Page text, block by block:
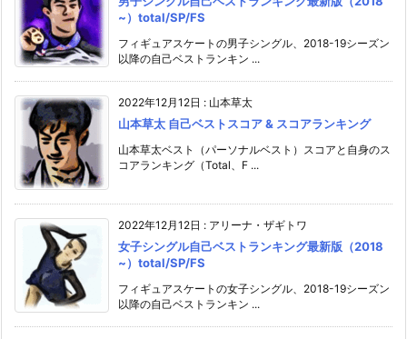
~）total/SP/FS
フィギュアスケートの男子シングル、2018-19シーズン
以降の自己ベストランキン ...
2022年12月12日 : 山本草太
山本草太 自己ベストスコア & スコアランキング
山本草太ベスト（パーソナルベスト）スコアと自身のス
コアランキング（Total、F ...
2022年12月12日 : アリーナ・ザギトワ
女子シングル自己ベストランキング最新版（2018
~）total/SP/FS
フィギュアスケートの女子シングル、2018-19シーズン
以降の自己ベストランキン ...